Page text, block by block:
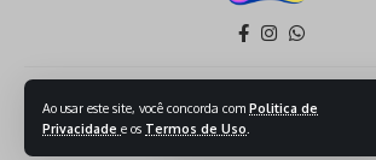
Ao usar este site, você concorda com Politica de
Privacidade e os Termos de Uso
Todos os Direitos reservados - 2026 -
Política de Privacidade